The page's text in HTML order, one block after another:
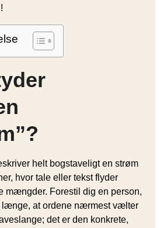
helt bogstaveligt en strøm
hvor tale eller tekst flyder
mængder. Forestil dig en person,
længe, at ordene nærmest vælter
det er den konkrete,